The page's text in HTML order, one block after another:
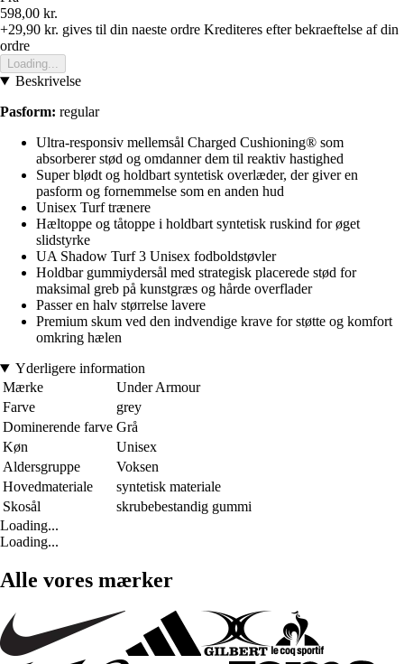
598,00 kr.
+29,90 kr. gives til din naeste ordre Krediteres efter bekraeftelse af din
ordre
Loading...
Beskrivelse
Pasform: regular
Ultra-responsiv mellemsål Charged Cushioning® som
absorberer stød og omdanner dem til reaktiv hastighed
Super blødt og holdbart syntetisk overlæder, der giver en
pasform og fornemmelse som en anden hud
Unisex Turf trænere
Hæltoppe og tåtoppe i holdbart syntetisk ruskind for øget
slidstyrke
UA Shadow Turf 3 Unisex fodboldstøvler
Holdbar gummiydersål med strategisk placerede stød for
maksimal greb på kunstgræs og hårde overflader
Passer en halv størrelse lavere
Premium skum ved den indvendige krave for støtte og komfort
omkring hælen
Yderligere information
Mærke
Under Armour
Farve
grey
Dominerende farve Grå
Køn
Unisex
Aldersgruppe
Voksen
Hovedmateriale
syntetisk materiale
Skosål
skrubebestandig gummi
Loading...
Loading...
Alle vores mærker